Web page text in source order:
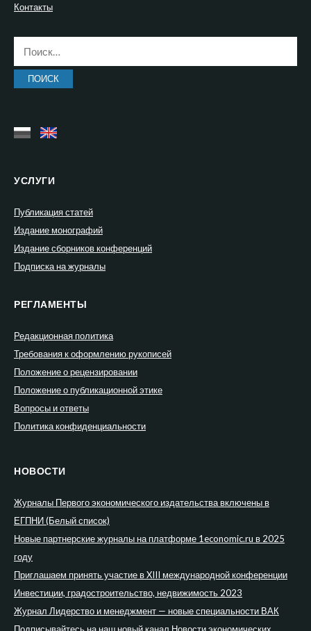
Контакты
УСЛУГИ
Публикация статей
Издание монографий
Издание сборников конференций
Подписка на журналы
РЕГЛАМЕНТЫ
Редакционная политика
Требования к оформлению рукописей
Положение о рецензировании
Положение о публикационной этике
Вопросы и ответы
Политика конфиденциальности
НОВОСТИ
Журналы Первого экономического издательства включены в
ЕГПНИ (Белый список)
Новые партнерские журналы на платформе 1economic.ru в 2025
году
Приглашаем принять участие в XIII международной конференции
Инвестиции, градостроительство, недвижимость 2023
Журнал Лидерство и менеджмент — новые специальности ВАК
Подписывайтесь на наш новый канал Новости экономических